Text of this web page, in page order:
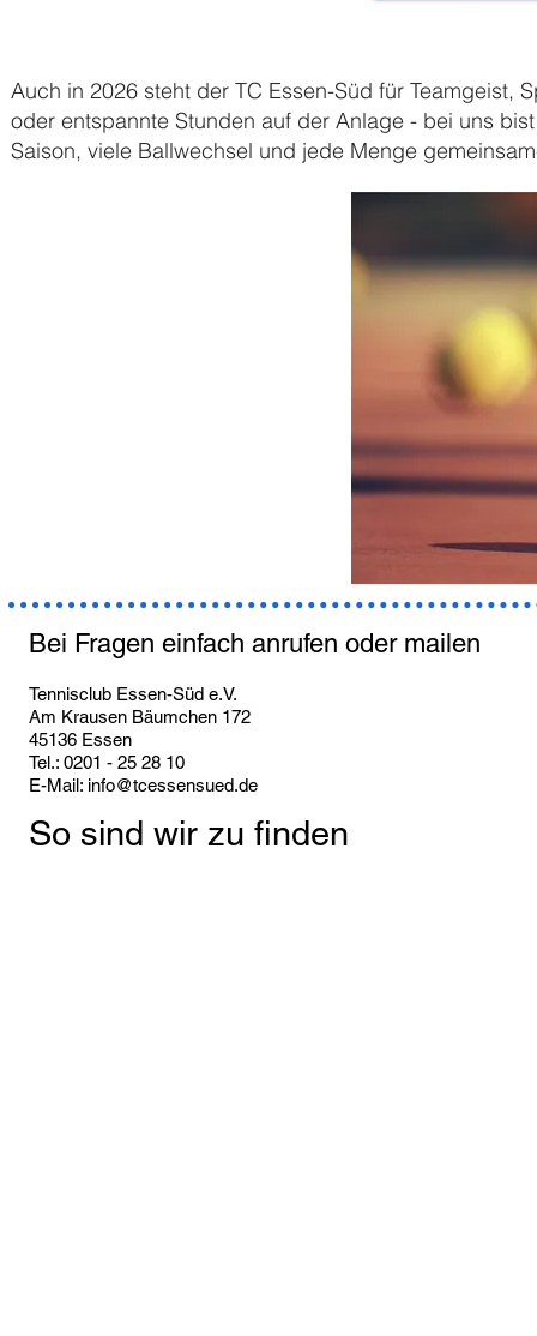
Auch in 2026 steht der TC Essen-Süd für Teamgeist,
oder entspannte Stunden auf der Anlage - bei uns
Saison, viele Ballwechsel und jede Menge
Bei Fragen einfach anrufen oder mailen
Tennisclub Essen-Süd e.V.
Am Krausen Bäumchen 172
45136 Essen
Tel.: 0201 - 25 28 10
E-Mail: info@tcessensued.de
So sind wir zu finden